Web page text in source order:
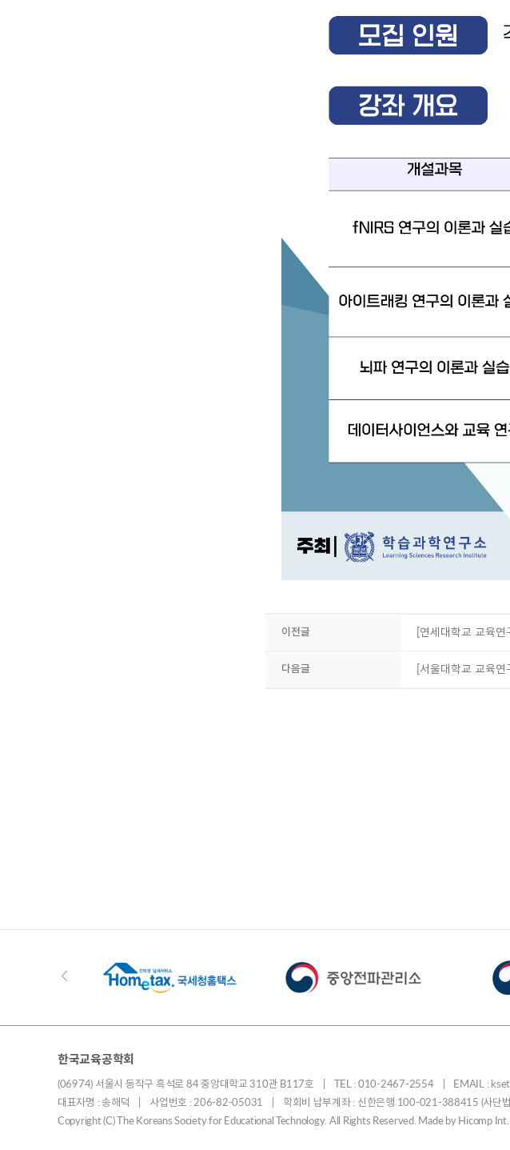
이전글 [연세대학교 교육
다음글 [서울대학교 교육
한국교육공학회
(06974) 서울시 동작구 흑석로 84 중앙대학교 310관 B117호 | TEL : 010-2467-2554 | EMAIL :
대표자명 : 송해덕 | 사업번호 : 206-82-05031 | 학회비 납부계좌 : 신한은행 100-021-388415 (사단
Copyright (C) The Koreans Society for Educational Technology. All Rights Reserved. Made byHicomp Int.